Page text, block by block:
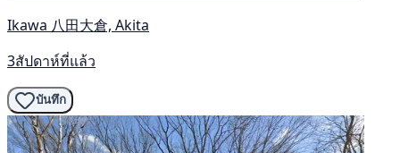
Ikawa 八田大倉, Akita
3สัปดาห์ที่แล้ว
บันทึก